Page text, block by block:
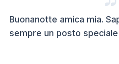
Buonanotte amica mia.
sempre un posto